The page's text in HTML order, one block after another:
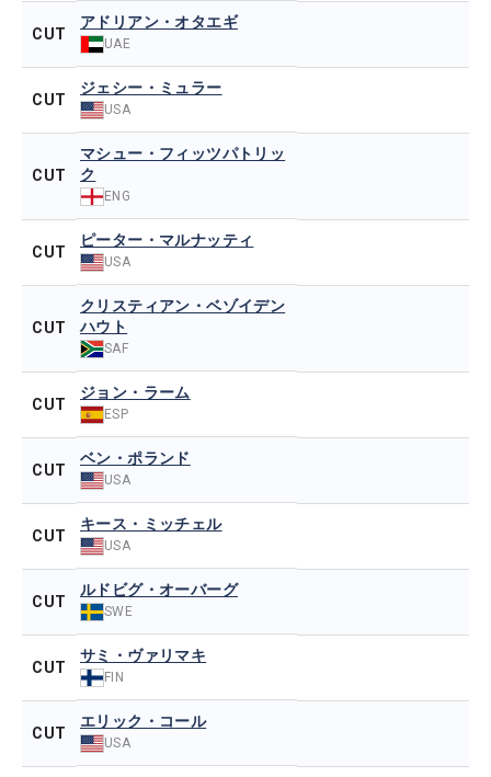
CUT
アドリアン・オタエギ
UAE
CUT
ジェシー・ミュラー
USA
CUT
マシュー・フィッツパトリッ
ク
ENG
CUT
ピーター・マルナッティ
USA
CUT
クリスティアン・ベゾイデン
ハウト
SAF
CUT
ジョン・ラーム
ESP
CUT
ベン・ポランド
USA
CUT
キース・ミッチェル
USA
CUT
ルドビグ・オーバーグ
SWE
CUT
サミ・ヴァリマキ
FIN
CUT
エリック・コール
USA